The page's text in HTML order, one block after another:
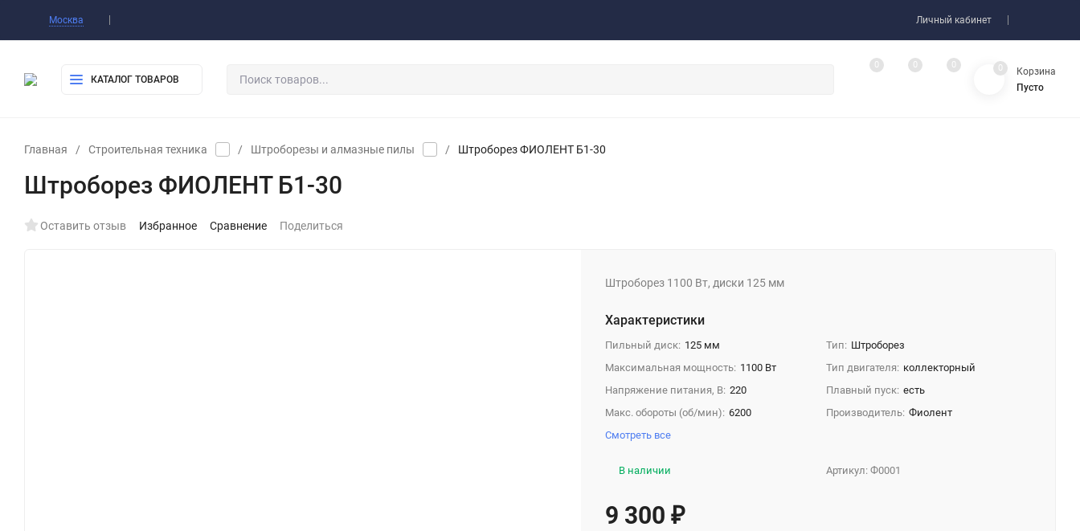
Москва Личный кабинет
КАТАЛОГ ТОВАРОВ
0 0 0 0
Корзина
Пусто
Главная / Строительная техника / Штроборезы и алмазные пилы / Штроборез ФИОЛЕНТ Б1-30
Штроборез ФИОЛЕНТ Б1-30
Оставить отзыв Избранное Сравнение Поделиться
Штроборез 1100 Вт, диски 125 мм
Характеристики
Пильный диск: 125 мм Тип: Штроборез
Максимальная мощность: 1100 Вт Тип двигателя: коллекторный
Напряжение питания, В: 220 Плавный пуск: есть
Макс. обороты (об/мин): 6200 Производитель: Фиолент
Смотреть все
Артикул:Ф0001
В наличии
9 300₽